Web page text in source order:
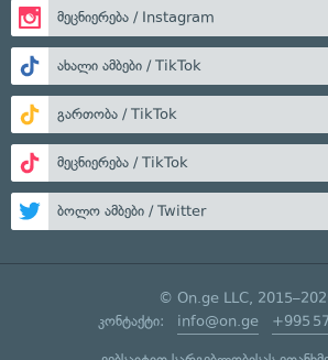
მეცნიერება / Instagram
ახალი ამბები / TikTok
გართობა / TikTok
მეცნიერება / TikTok
ბოლო ამბები / Twitter
© On.ge LLC,
კონტაქტი: info@on.ge +995